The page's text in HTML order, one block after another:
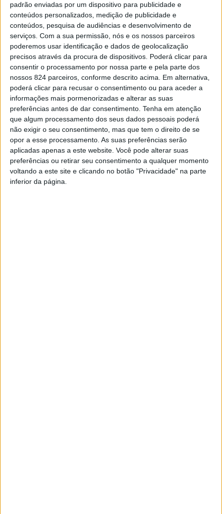
padrão enviadas por um dispositivo para publicidade e
conteúdos personalizados, medição de publicidade e
conteúdos, pesquisa de audiências e desenvolvimento de
serviços. Com a sua permissão, nós e os nossos parceiros
poderemos usar identificação e dados de geolocalização
precisos através da procura de dispositivos. Poderá clicar para
consentir o processamento por nossa parte e pela parte dos
nossos 824 parceiros, conforme descrito acima. Em alternativa,
poderá clicar para recusar o consentimento ou para aceder a
informações mais pormenorizadas e alterar as suas
preferências antes de dar consentimento. Tenha em atenção
que algum processamento dos seus dados pessoais poderá
não exigir o seu consentimento, mas que tem o direito de se
opor a esse processamento. As suas preferências serão
aplicadas apenas a este website. Você pode alterar suas
preferências ou retirar seu consentimento a qualquer momento
voltando a este site e clicando no botão "Privacidade" na parte
inferior da página.
Carlos Costa
Gomes
13 de Abril de 2021, 11:26
P
vive
um
momento crucial da
sua história,
confrontado com